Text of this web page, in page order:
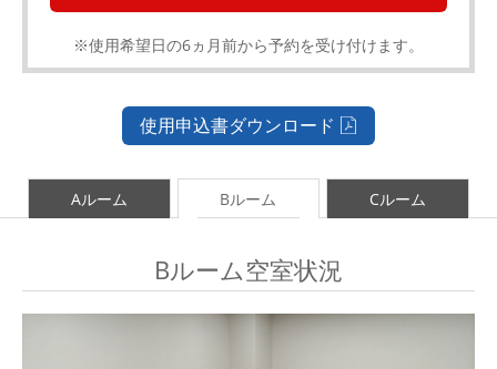
※使用希望日の6ヵ月前から予約を受け付けます。
使用申込書ダウンロード
Aルーム Bルーム Cルーム
Bルーム空室状況